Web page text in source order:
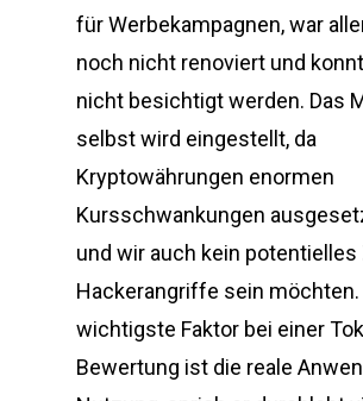
für Werbekampagnen, war
noch nicht renoviert und
nicht besichtigt werden. Das
selbst wird eingestellt, da
Kryptowährungen enormen
Kursschwankungen
und wir auch kein potentielles
Hackerangriffe sein möchten.
wichtigste Faktor bei einer
Bewertung ist die reale